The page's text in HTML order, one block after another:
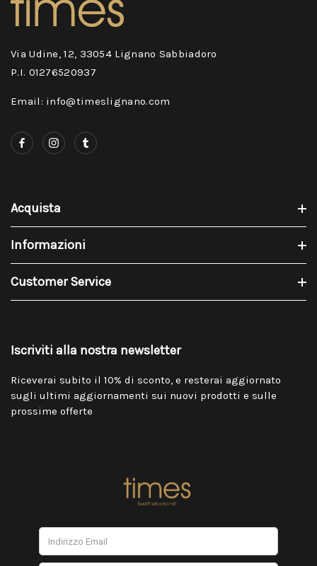
Via Udine, 12, 33054 Lignano Sabbiadoro
P.I. 01276520937
Email: info@timeslignano.com
Acquista
Informazioni
Customer Service
Iscriviti alla nostra newsletter
Riceverai subito il 10% di sconto, e resterai aggiornato
sugli ultimi aggiornamenti sui nuovi prodotti e sulle
prossime offerte